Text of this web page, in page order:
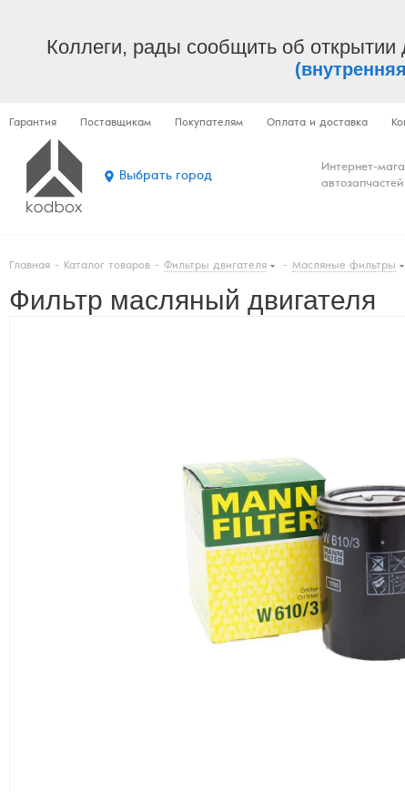
Коллеги, рады сообщить об
Гарантия Поставщикам Покупателям Оплата и доставка
Выбрать город
Интернет-
автозапчастей
Главная - Каталог товаров - Фильтры двигателя - Масляные фильтры
Фильтр масляный двигателя